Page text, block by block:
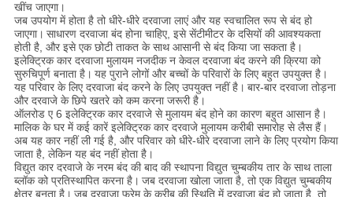
खींच जाएगा।
जब उपयोग में होता है तो धीरे-धीरे दरवाजा लाएं और यह स्वचालित रूप से बंद हो
जाएगा। साधारण दरवाजा बंद होना चाहिए, इसे सेंटीमीटर के दसियों की आवश्यकता
होती है, और इसे एक छोटी ताकत के साथ आसानी से बंद किया जा सकता है।
इलेक्ट्रिक कार दरवाजा मुलायम नजदीक न केवल दरवाजा बंद करने की क्रिया को
सुरुचिपूर्ण बनाता है। यह पुराने लोगों और बच्चों के परिवारों के लिए बहुत उपयुक्त है।
यह परिवार के लिए दरवाजा बंद करने के लिए उपयुक्त नहीं है। बार-बार दरवाजा तोड़ना
और दरवाजे के छिपे खतरे को कम करना जरूरी है।
ऑलरोड ए 6 इलेक्ट्रिक कार दरवाजे से मुलायम बंद होने का कारण बहुत आसान है।
मालिक के घर में कई कारें इलेक्ट्रिक कार दरवाजे मुलायम करीबी समारोह से लैस हैं।
अब यह कार नहीं ली गई है, और परिवार को धीरे-धीरे दरवाजा लाने के लिए प्रयोग किया
जाता है, लेकिन यह बंद नहीं होता है।
विद्युत कार दरवाजे के नरम बंद की बाद की स्थापना विद्युत चुम्बकीय तार के साथ ताला
ब्लॉक को प्रतिस्थापित करना है। जब दरवाजा खोला जाता है, तो एक विद्युत चुम्बकीय
क्षेत्र बनता है। जब दरवाजा फ्रेम के करीब की स्थिति में दरवाजा बंद हो जाता है, तो